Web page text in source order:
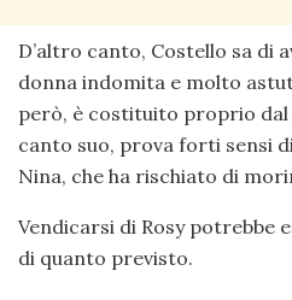
D’altro canto, Costello sa di
donna indomita e molto
però, è costituito proprio
canto suo, prova forti sensi
Nina, che ha rischiato di
Vendicarsi di Rosy potrebbe
di quanto previsto.